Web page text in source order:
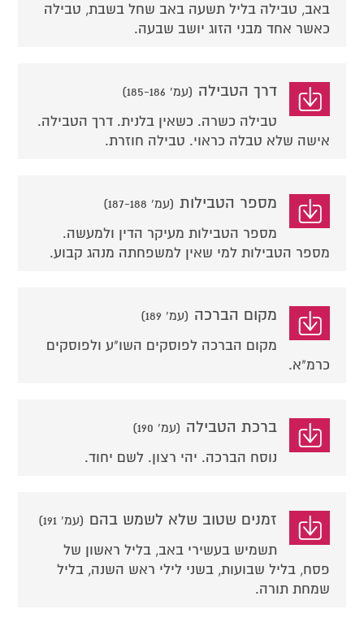
באב, טבילה בליל תשעה באב שחל בשבת, טבילה
כאשר אחד מבני הזוג יושב שבעה.
דרך הטבילה (עמ' 185-186)
טבילה כשרה. כשאין בלנית. דרך הטבילה.
אישה שלא טבלה כראוי. טבילה חוזרת.
מספר הטבילות (עמ' 187-188)
מספר הטבילות מעיקר הדין ולמעשה.
מספר הטבילות למי שאין למשפחתה מנהג קבוע.
מקום הברכה (עמ' 189)
מקום הברכה לפוסקים השו"ע ולפוסקים
כרמ"א.
ברכת הטבילה (עמ' 190)
נוסח הברכה. יהי רצון. לשם יחוד.
זמנים שטוב שלא לשמש בהם (עמ' 191)
תשמיש בעשירי באב, בליל ראשון של
פסח, בליל שבועות, בשני לילי ראש השנה, בליל
שמחת תורה.